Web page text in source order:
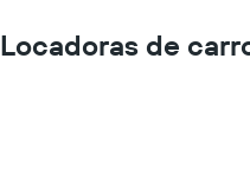
Locadoras de